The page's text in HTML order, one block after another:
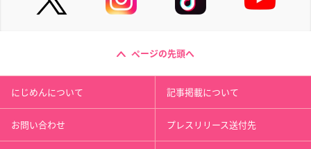
ページの先頭へ
にじめんについて 記事掲載について
お問い合わせ プレスリリース送付先